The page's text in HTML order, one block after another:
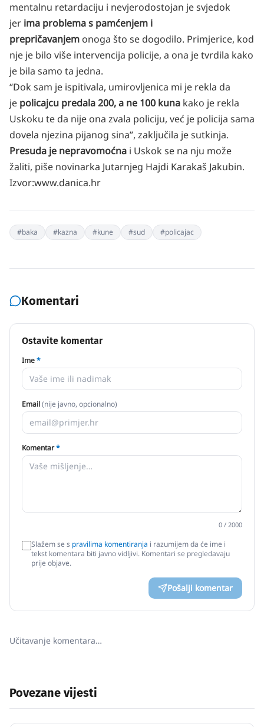
mentalnu retardaciju i nevjerodostojan je svjedok
jer ima problema s pamćenjem i
prepričavanjem onoga što se dogodilo. Primjerice, kod
nje je bilo više intervencija policije, a ona je tvrdila kako
je bila samo ta jedna.
“Dok sam je ispitivala, umirovljenica mi je rekla da
je policajcu predala 200, a ne 100 kuna kako je rekla
Uskoku te da nije ona zvala policiju, već je policija sama
dovela njezina pijanog sina”, zaključila je sutkinja.
Presuda je nepravomoćna i Uskok se na nju može
žaliti, piše novinarka Jutarnjeg Hajdi Karakaš Jakubin.
Izvor:www.danica.hr
#baka #kazna #kune #sud #policajac
Komentari
Ostavite komentar
Ime*
Email(nije javno, opcionalno)
Komentar*
0 / 2000
Slažem se s pravilima komentiranja i razumijem da će ime i
tekst komentara biti javno vidljivi. Komentari se pregledavaju
prije objave.
Pošalji komentar
Učitavanje komentara…
Povezane vijesti